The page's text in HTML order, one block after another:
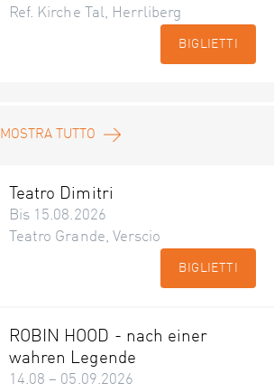
Ref. Kirche Tal, Herrliberg
BIGLIETTI
MOSTRA TUTTO
Teatro Dimitri
Bis 15.08.2026
Teatro Grande, Verscio
BIGLIETTI
ROBIN HOOD - nach einer
wahren Legende
14.08 – 05.09.2026